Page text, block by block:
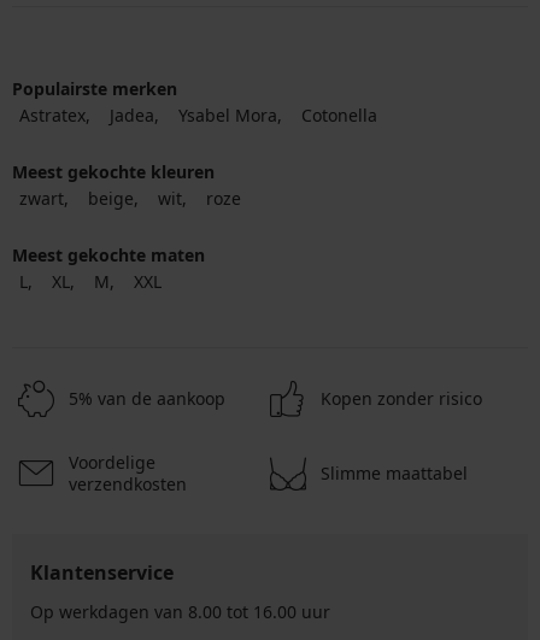
Populairste merken
Astratex
Jadea Ysabel Mora Cotonella
Meest gekochte kleuren
zwart
beige wit roze
Meest gekochte maten
L
XL M XXL
5% van de aankoop Kopen zonder risico
Voordelige
verzendkosten
Slimme maattabel
Klantenservice
Op werkdagen van 8.00 tot 16.00 uur